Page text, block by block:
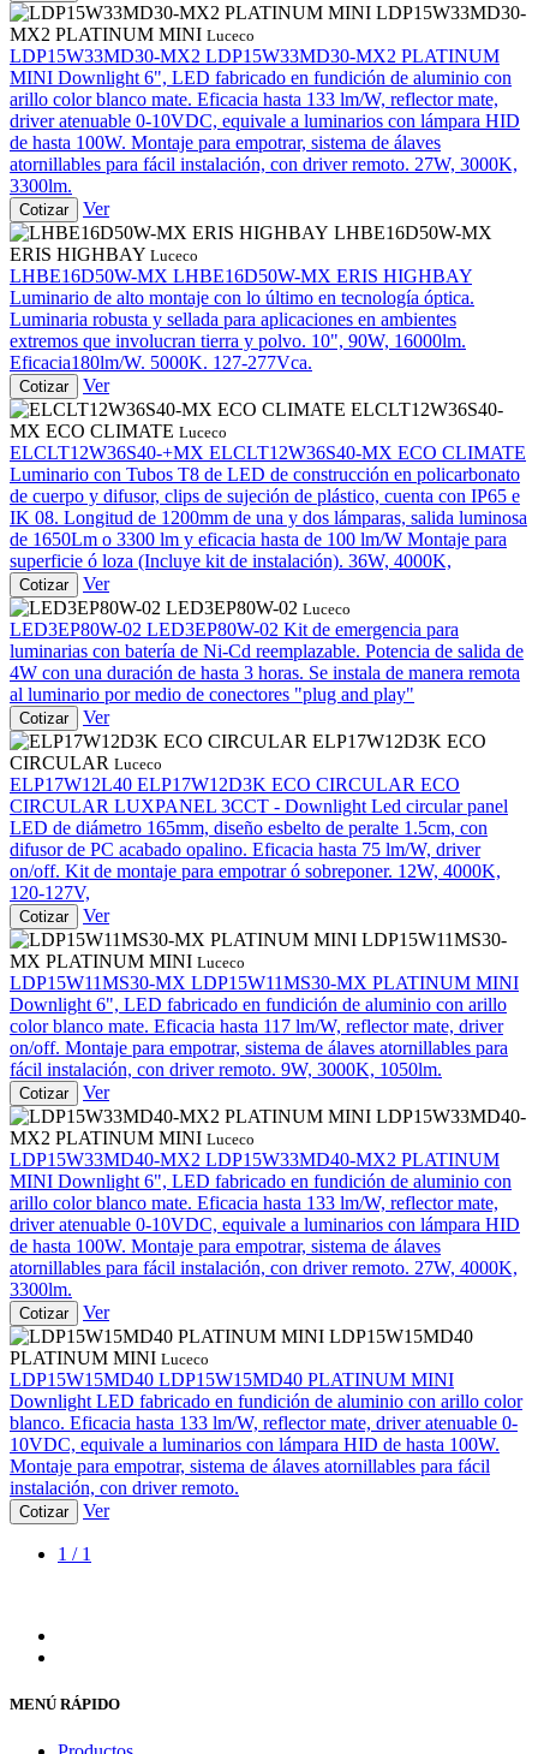
LDP15W33MD30-
MX2 PLATINUM MINI Luceco
LDP15W33MD30-MX2 LDP15W33MD30-MX2 PLATINUM
MINI Downlight 6", LED fabricado en fundición de aluminio con
arillo color blanco mate. Eficacia hasta 133 lm/W, reflector mate,
driver atenuable 0-10VDC, equivale a luminarios con lámpara HID
de hasta 100W. Montaje para empotrar, sistema de álaves
atornillables para fácil instalación, con driver remoto. 27W, 3000K,
3300lm.
Cotizar
Ver
LHBE16D50W-MX
ERIS HIGHBAY Luceco
LHBE16D50W-MX LHBE16D50W-MX ERIS HIGHBAY
Luminario de alto montaje con lo último en tecnología óptica.
Luminaria robusta y sellada para aplicaciones en ambientes
extremos que involucran tierra y polvo. 10", 90W, 16000lm.
Eficacia180lm/W. 5000K. 127-277Vca.
Cotizar
Ver
ELCLT12W36S40-
MX ECO CLIMATE Luceco
ELCLT12W36S40-+MX ELCLT12W36S40-MX ECO CLIMATE
Luminario con Tubos T8 de LED de construcción en policarbonato
de cuerpo y difusor, clips de sujeción de plástico, cuenta con IP65 e
IK 08. Longitud de 1200mm de una y dos lámparas, salida luminosa
de 1650Lm o 3300 lm y eficacia hasta de 100 lm/W Montaje para
superficie ó loza (Incluye kit de instalación). 36W, 4000K,
Cotizar
Ver
LED3EP80W-02 Luceco
LED3EP80W-02 LED3EP80W-02 Kit de emergencia para
luminarias con batería de Ni-Cd reemplazable. Potencia de salida de
4W con una duración de hasta 3 horas. Se instala de manera remota
al luminario por medio de conectores "plug and play"
Cotizar
Ver
ELP17W12D3K ECO
CIRCULAR Luceco
ELP17W12L40 ELP17W12D3K ECO CIRCULAR ECO
CIRCULAR LUXPANEL 3CCT - Downlight Led circular panel
LED de diámetro 165mm, diseño esbelto de peralte 1.5cm, con
difusor de PC acabado opalino. Eficacia hasta 75 lm/W, driver
on/off. Kit de montaje para empotrar ó sobreponer. 12W, 4000K,
120-127V,
Cotizar
Ver
LDP15W11MS30-
MX PLATINUM MINI Luceco
LDP15W11MS30-MX LDP15W11MS30-MX PLATINUM MINI
Downlight 6", LED fabricado en fundición de aluminio con arillo
color blanco mate. Eficacia hasta 117 lm/W, reflector mate, driver
on/off. Montaje para empotrar, sistema de álaves atornillables para
fácil instalación, con driver remoto. 9W, 3000K, 1050lm.
Cotizar
Ver
LDP15W33MD40-
MX2 PLATINUM MINI Luceco
LDP15W33MD40-MX2 LDP15W33MD40-MX2 PLATINUM
MINI Downlight 6", LED fabricado en fundición de aluminio con
arillo color blanco mate. Eficacia hasta 133 lm/W, reflector mate,
driver atenuable 0-10VDC, equivale a luminarios con lámpara HID
de hasta 100W. Montaje para empotrar, sistema de álaves
atornillables para fácil instalación, con driver remoto. 27W, 4000K,
3300lm.
Cotizar
Ver
LDP15W15MD40
PLATINUM MINI Luceco
LDP15W15MD40 LDP15W15MD40 PLATINUM MINI
Downlight LED fabricado en fundición de aluminio con arillo color
blanco. Eficacia hasta 133 lm/W, reflector mate, driver atenuable 0-
10VDC, equivale a luminarios con lámpara HID de hasta 100W.
Montaje para empotrar, sistema de álaves atornillables para fácil
instalación, con driver remoto.
Cotizar Ver
1 / 1
MENÚ RÁPIDO